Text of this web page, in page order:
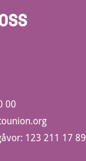
00
123 211 17 89